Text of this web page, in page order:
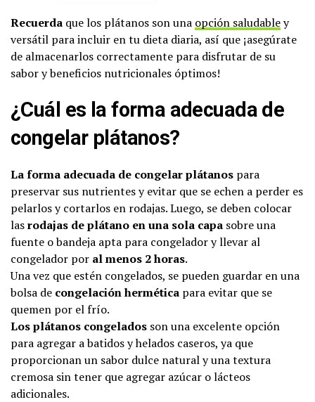
Recuerda que los plátanos son una opción saludabley
versátil para incluir en tu dieta diaria, así que ¡asegúrate
de almacenarlos correctamente para disfrutar de su
sabor y beneficios nutricionales óptimos!
¿Cuál es la forma adecuada de
congelar plátanos?
La forma adecuada de congelar plátanos para
preservar sus nutrientes y evitar que se echen a perder es
pelarlos y cortarlos en rodajas. Luego, se deben colocar
lasrodajas de plátano en una sola capa sobre una
fuente o bandeja apta para congelador y llevar al
congelador por al menos 2 horas.
Una vez que estén congelados, se pueden guardar en una
bolsa de congelación hermética para evitar que se
quemen por el frío.
Los plátanos congelados son una excelente opción
para agregar a batidos y helados caseros, ya que
proporcionan un sabor dulce natural y una textura
cremosa sin tener que agregar azúcar o lácteos
adicionales.